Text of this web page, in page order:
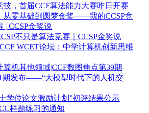
技，首届CCF算法能力大赛昨日开赛
从零基础到圆梦金奖——我的CCSP竞
| CCSP金奖说
不只是算法竞赛｜CCSP金奖说
WCET论坛：中学计算机创新思维
机其他领域|CCF数图焦点第39期
期发布——“大模型时代下的人机交
学位论文激励计划”初评结果公示
样题练习的通知